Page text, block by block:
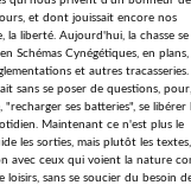
et dont jouissait encore nos
la liberté. Aujourd'hui, la chasse se
Schémas Cynégétiques, en plans,
et autres tracasseries.
sans se poser de questions,
ses batteries", se libérer
Maintenant ce n'est plus le
les sorties, mais plutôt les textes,
avec ceux qui voient la nature
loisirs, sans se soucier du besoin